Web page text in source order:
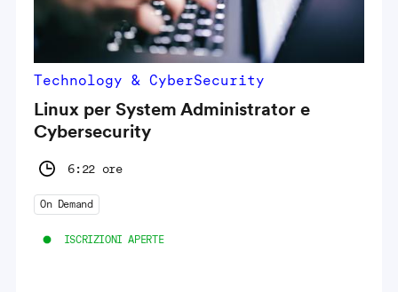
Technology & CyberSecurity
Linux per System Administrator e
Cybersecurity
6:22 ore
On Demand
ISCRIZIONI APERTE